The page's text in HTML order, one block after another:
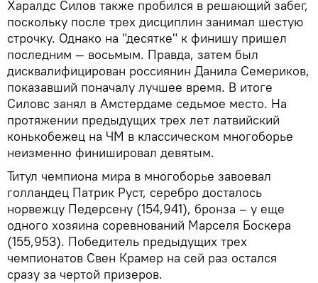
Харалдс Силов также пробился в решающий забег,
поскольку после трех дисциплин занимал шестую
строчку. Однако на "десятке" к финишу пришел
последним — восьмым. Правда, затем был
дисквалифицирован россиянин Данила Семериков,
показавший поначалу лучшее время. В итоге
Силовс занял в Амстердаме седьмое место. На
протяжении предыдущих трех лет латвийский
конькобежец на ЧМ в классическом многоборье
неизменно финишировал девятым.
Титул чемпиона мира в многоборье завоевал
голландец Патрик Руст, серебро досталось
норвежцу Педерсену (154,941), бронза – у еще
одного хозяина соревнований Марселя Боскера
(155,953). Победитель предыдущих трех
чемпионатов Свен Крамер на сей раз остался
сразу за чертой призеров.